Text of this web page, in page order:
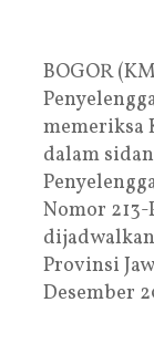
BOGOR
memeriksa
dalam
Nomor
Provinsi
Desember